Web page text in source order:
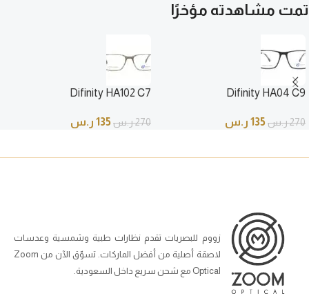
تمت مشاهدته مؤخرًا
Difinity HA04 C9
270ر.س135 ر.س
Difinity HA102 C7
270ر.س135 ر.س
زووم للبصريات تقدم نظارات طبية وشمسية وعدسات
لاصقة أصلية من أفضل الماركات. تسوّق الآن من Zoom
Optical مع شحن سريع داخل السعودية.